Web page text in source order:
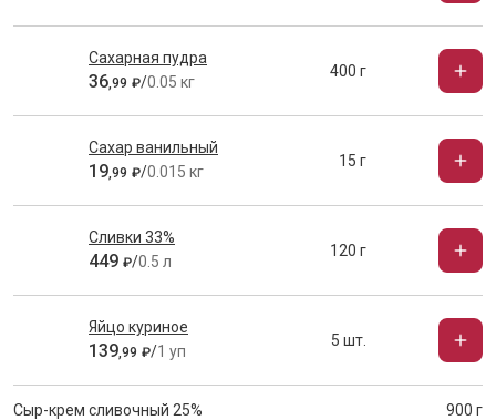
Сахарная пудра
36,99 ₽/0.05 кг
400 г
Сахар ванильный
19,99 ₽/0.015 кг
15 г
Сливки 33%
449 ₽/0.5 л
120 г
Яйцо куриное
139,99 ₽/1 уп
5 шт.
Сыр-крем сливочный 25% 900 г